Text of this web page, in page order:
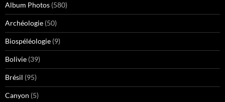
Album Photos (580)
Archéologie (50)
Biospéléologie (9)
Bolivie (39)
Brésil (95)
Canyon (5)